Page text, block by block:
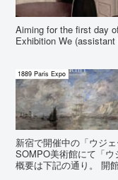
Aiming for the first day
Exhibition We
1889 Paris Expo
新宿で開催中の「ウジ
SOMPO美術館にて「ウ
概要は下記の通り。 開